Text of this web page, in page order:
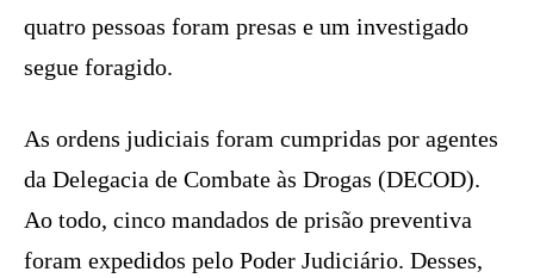
quatro pessoas foram presas e um investigado
segue foragido.
As ordens judiciais foram cumpridas por agentes
da Delegacia de Combate às Drogas (DECOD).
Ao todo, cinco mandados de prisão preventiva
foram expedidos pelo Poder Judiciário. Desses,